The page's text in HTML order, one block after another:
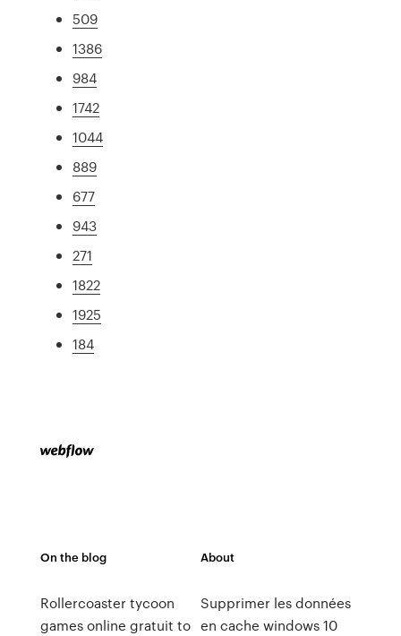
509
1386
984
1742
1044
889
677
943
271
1822
1925
184
On the blog
Rollercoaster tycoon
games online gratuit to
About
Supprimer les données
en cache windows 10